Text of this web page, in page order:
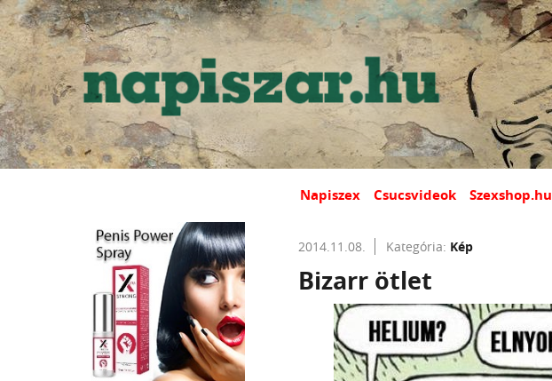
Napiszex Csucsvideok Szexshop.hu
2014.11.08. Kategória: Kép
Bizarr ötlet